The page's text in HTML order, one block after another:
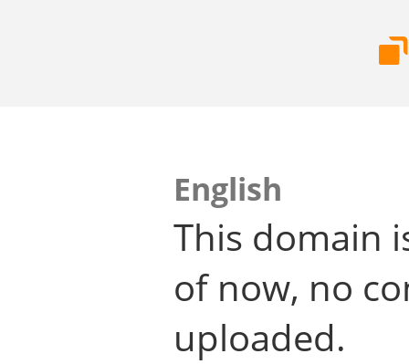
English
This domain
of now, no
uploaded.